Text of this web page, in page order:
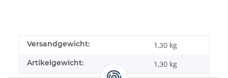
Versandgewicht: 1,30 kg
Artikelgewicht: 1,30 kg